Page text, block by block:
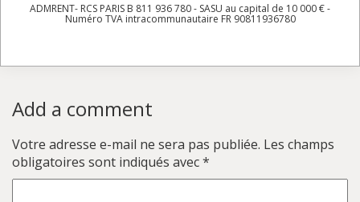
ADMRENT- RCS PARIS B 811 936 780 - SASU au capital de 10 000 € -
Numéro TVA intracommunautaire FR 90811936780
Add a comment
Votre adresse e-mail ne sera pas publiée. Les champs
obligatoires sont indiqués avec*